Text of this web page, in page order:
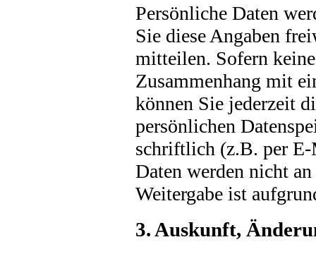
Persönliche Daten
Sie diese Angaben
mitteilen. Sofern
Zusammenhang mit
können Sie jederzeit
persönlichen
schriftlich (z.B. per
Daten werden nicht
Weitergabe ist
3. Auskunft,